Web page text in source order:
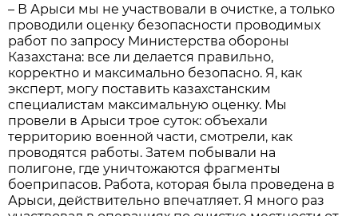
– В Арыси мы не участвовали в очистке, а только
проводили оценку безопасности проводимых
работ по запросу Министерства обороны
Казахстана: все ли делается правильно,
корректно и максимально безопасно. Я, как
эксперт, могу поставить казахстанским
специалистам максимальную оценку. Мы
провели в Арыси трое суток: объехали
территорию военной части, смотрели, как
проводятся работы. Затем побывали на
полигоне, где уничтожаются фрагменты
боеприпасов. Работа, которая была проведена в
Арыси, действительно впечатляет. Я много раз